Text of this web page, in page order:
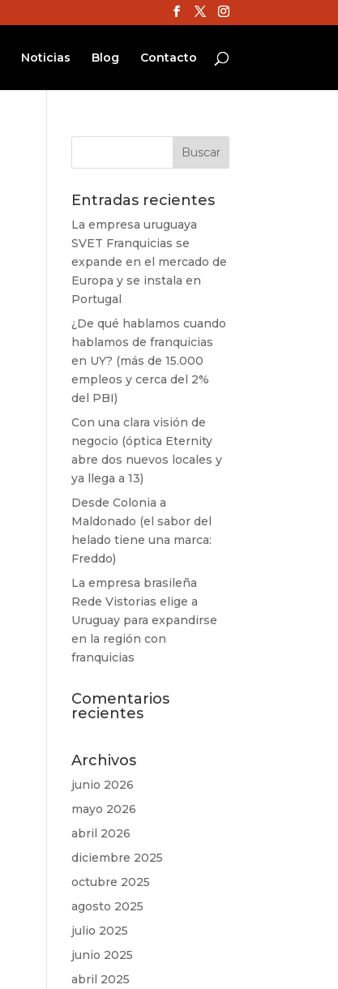
Noticias Blog Contacto
Entradas recientes
La empresa uruguaya
SVET Franquicias se
expande en el mercado de
Europa y se instala en
Portugal
¿De qué hablamos cuando
hablamos de franquicias
en UY? (más de 15.000
empleos y cerca del 2%
del PBI)
Con una clara visión de
negocio (óptica Eternity
abre dos nuevos locales y
ya llega a 13)
Desde Colonia a
Maldonado (el sabor del
helado tiene una marca:
Freddo)
La empresa brasileña
Rede Vistorias elige a
Uruguay para expandirse
en la región con
franquicias
Comentarios
recientes
Archivos
junio 2026
mayo 2026
abril 2026
diciembre 2025
octubre 2025
agosto 2025
julio 2025
junio 2025
abril 2025